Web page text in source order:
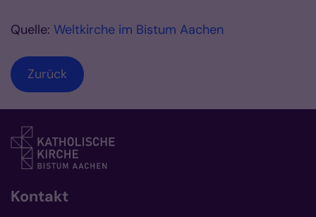
Quelle: Weltkirche im Bistum Aachen
Zurück
Kontakt